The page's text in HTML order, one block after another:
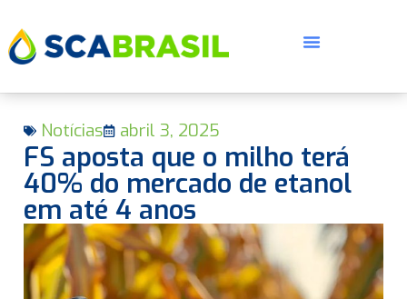
Notícias abril 3, 2025
FS aposta que o milho terá
40% do mercado de etanol
em até 4 anos